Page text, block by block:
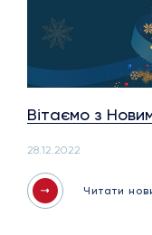
Вітаємо з
28.12.2022
Читати